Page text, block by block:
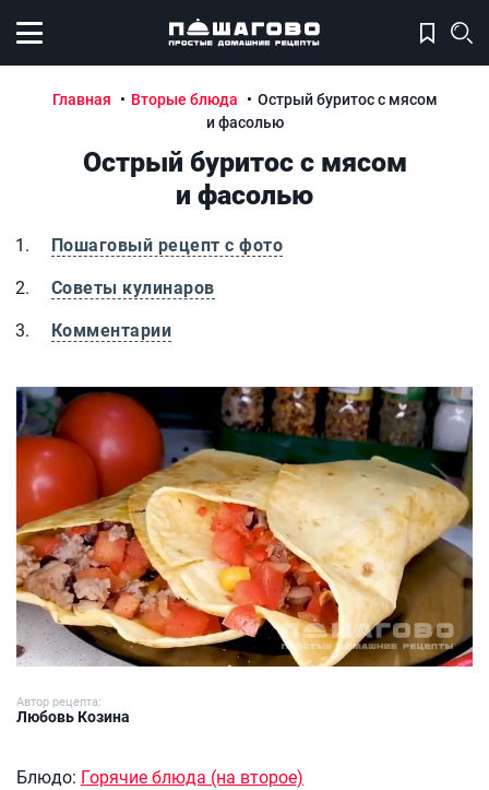
Открыть меню
Главная Вторые блюда
Острый буритос с мясом
и фасолью
Острый буритос с мясом
и фасолью
Пошаговый рецепт с фото
Советы кулинаров
Комментарии
Острый буритос с мясом и фасолью
Автор рецепта:
Любовь Козина
Блюдо: Горячие блюда (на второе)